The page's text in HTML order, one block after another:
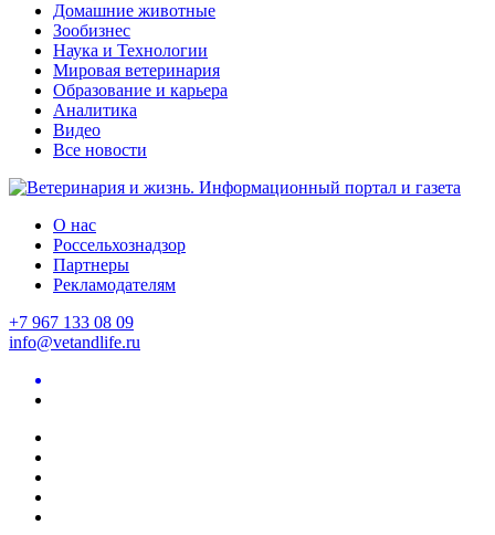
Домашние животные
Зообизнес
Наука и Технологии
Мировая ветеринария
Образование и карьера
Аналитика
Видео
Все новости
О нас
Россельхознадзор
Партнеры
Рекламодателям
+7 967 133 08 09
info@vetandlife.ru